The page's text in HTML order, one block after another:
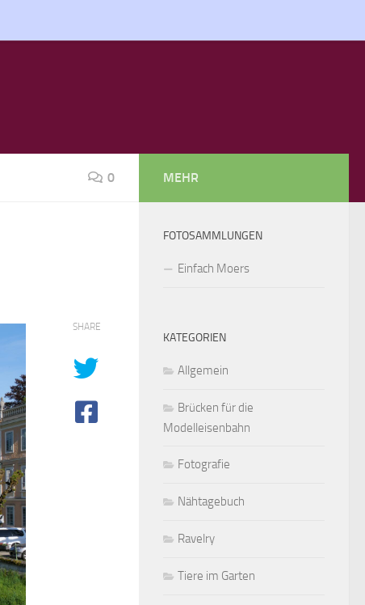
0
SHARE
MEHR
FOTOSAMMLUNGEN
Einfach Moers
KATEGORIEN
Allgemein
Brücken für die
Modelleisenbahn
Fotografie
Nähtagebuch
Ravelry
Tiere im Garten